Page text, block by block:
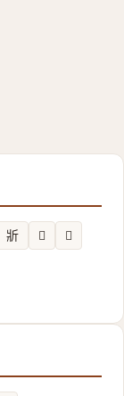
斨 𣃏
𫿻